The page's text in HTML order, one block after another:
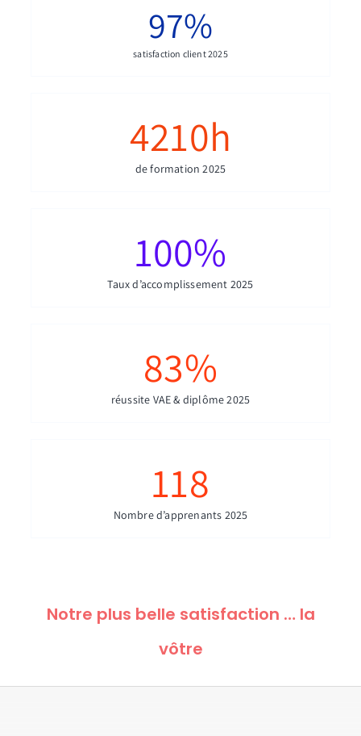
97%
satisfaction client 2025
4210h
de formation 2025
100%
Taux d’accomplissement 2025
83%
réussite VAE & diplôme 2025
118
Nombre d’apprenants 2025
Notre plus belle satisfaction … la
vôtre